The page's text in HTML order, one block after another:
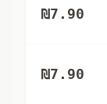
₪7.90
₪7.90